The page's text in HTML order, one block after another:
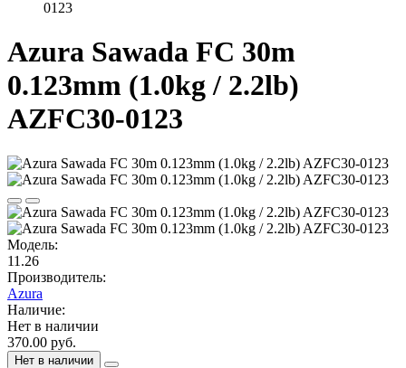
0123
Azura Sawada FC 30m
0.123mm (1.0kg / 2.2lb)
AZFC30-0123
Модель:
11.26
Производитель:
Azura
Наличие:
Нет в наличии
370.00 руб.
Нет в наличии